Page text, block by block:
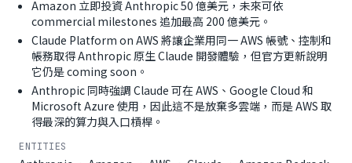
Amazon 立即投資 Anthropic 50 億美元，未來可依
commercial milestones 追加最高 200 億美元。
Claude Platform on AWS 將讓企業用同一 AWS 帳號、控制和
帳務取得 Anthropic 原生 Claude 開發體驗，但官方更新說明
它仍是 coming soon。
Anthropic 同時強調 Claude 可在 AWS、Google Cloud 和
Microsoft Azure 使用，因此這不是放棄多雲端，而是 AWS 取
得最深的算力與入口槓桿。
ENTITIES